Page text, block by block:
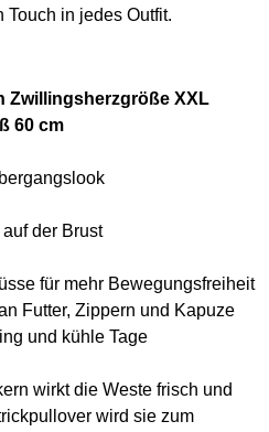
Touch in jedes Outfit.
Zwillingsherzgröße XXL
60 cm
auf der Brust
für mehr Bewegungsfreiheit
Futter, Zippern und Kapuze
und kühle Tage
wirkt die Weste frisch und
wird sie zum